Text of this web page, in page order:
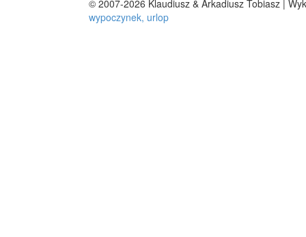
© 2007-2026 Klaudiusz & Arkadiusz Tobiasz |
wypoczynek, urlop